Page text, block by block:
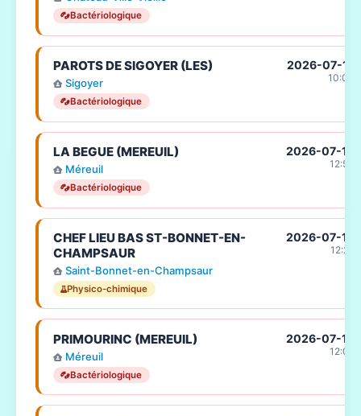
Bactériologique
PAROTS DE SIGOYER (LES)
Sigoyer
Bactériologique
2026-07-17
10:00
LA BEGUE (MEREUIL)
Méreuil
Bactériologique
2026-07-15
12:50
CHEF LIEU BAS ST-BONNET-EN-
CHAMPSAUR
Saint-Bonnet-en-Champsaur
Physico-chimique
2026-07-15
12:26
PRIMOURINC (MEREUIL)
Méreuil
Bactériologique
2026-07-15
12:02